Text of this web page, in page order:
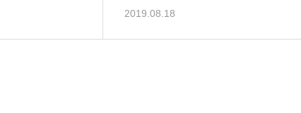
2019.08.18